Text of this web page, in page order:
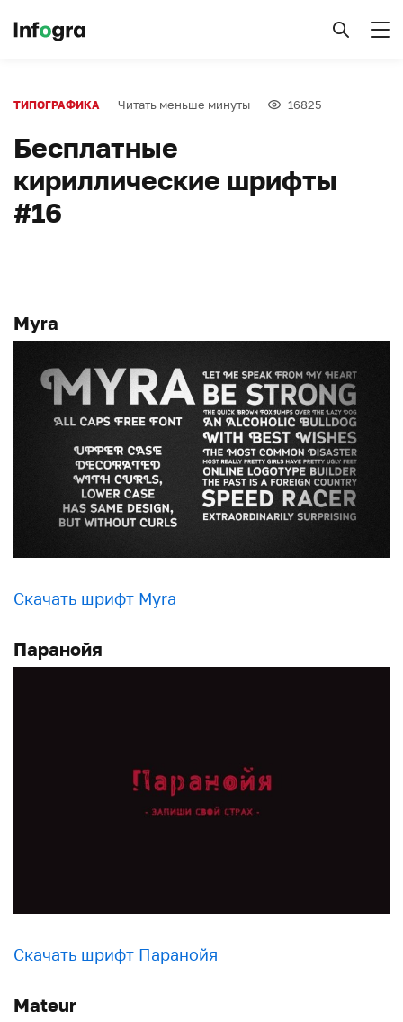
ТИПОГРАФИКА Читать меньше минуты 16825
Бесплатные
кириллические шрифты
#16
Myra
Скачать шрифт Myra
Паранойя
Скачать шрифт Паранойя
Mateur